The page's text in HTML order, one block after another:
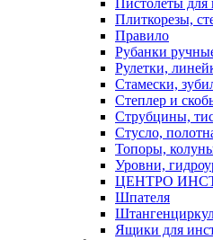
Пистолеты для
Плиткорезы,
Правило
Рубанки
Рулетки,
Стамески,
Степлер и
Струбцины,
Стусло,
Топоры,
Уровни,
ЦЕНТРО
Шпателя
Ящики для